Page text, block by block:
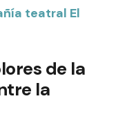
teatral El
de la
la